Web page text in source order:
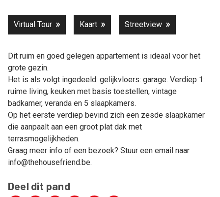
Virtual Tour Kaart Streetview
Dit ruim en goed gelegen appartement is ideaal voor het
grote gezin.
Het is als volgt ingedeeld: gelijkvloers: garage. Verdiep 1:
ruime living, keuken met basis toestellen, vintage
badkamer, veranda en 5 slaapkamers.
Op het eerste verdiep bevind zich een zesde slaapkamer
die aanpaalt aan een groot plat dak met
terrasmogelijkheden.
Graag meer info of een bezoek? Stuur een email naar
info@thehousefriend.be.
Deel dit pand